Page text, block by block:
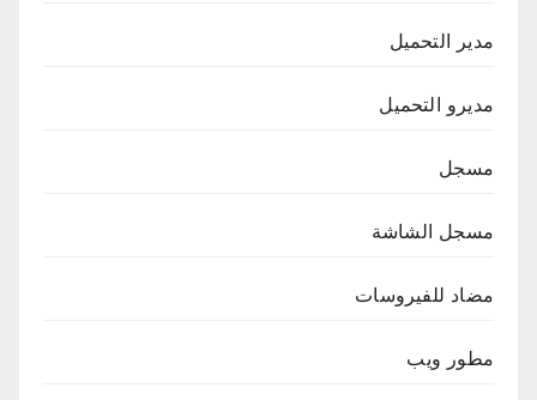
مدير التحميل
مديرو التحميل
مسجل
مسجل الشاشة
مضاد للفيروسات
مطور ويب